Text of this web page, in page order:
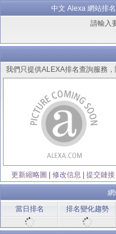
中文 Alexa 網站排
請輸入
我們只提供ALEXA排名查詢服務
更新縮略圖
修改信息 提交鏈接
當日排名
排名變化趨勢